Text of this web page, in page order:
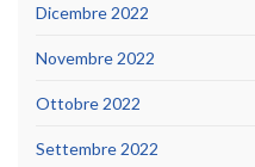
Dicembre 2022
Novembre 2022
Ottobre 2022
Settembre 2022